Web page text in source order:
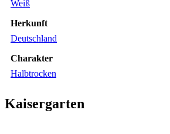
Weiß
Herkunft
Deutschland
Charakter
Halbtrocken
Kaisergarten